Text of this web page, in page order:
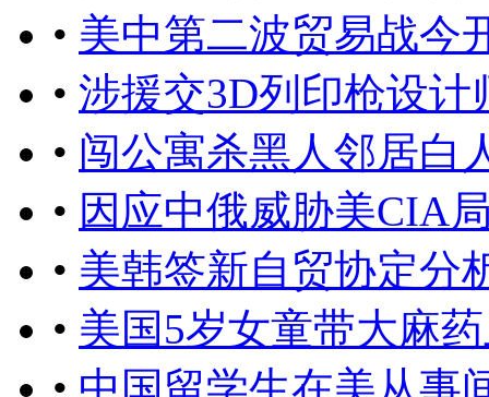
• 美中第二波贸易战今
• 涉援交3D列印枪设计
• 闯公寓杀黑人邻居白
• 因应中俄威胁美CIA
• 美韩签新自贸协定分
• 美国5岁女童带大麻
• 中国留学生在美从事